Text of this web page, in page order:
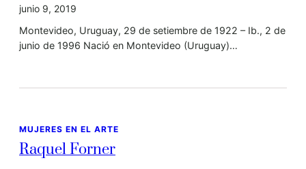
junio 9, 2019
Montevideo, Uruguay, 29 de setiembre de 1922 – Ib., 2 de
junio de 1996 Nació en Montevideo (Uruguay)…
MUJERES EN EL ARTE
Raquel Forner